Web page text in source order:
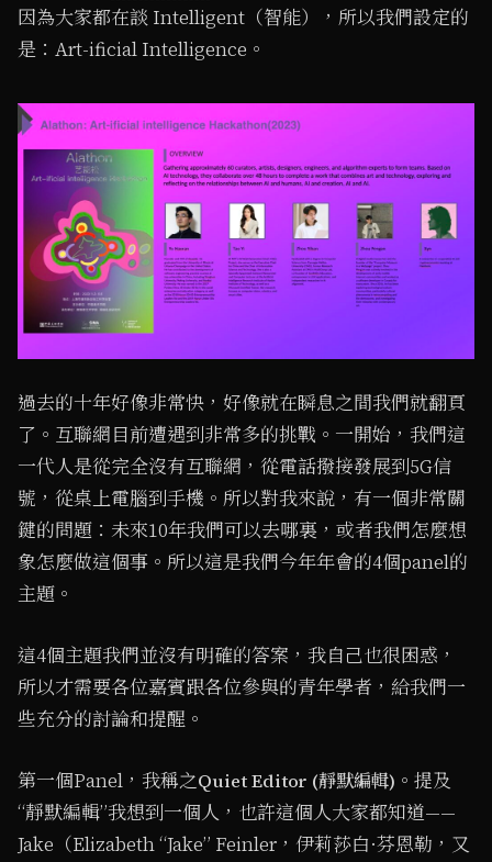
因為大家都在談 Intelligent（智能），所以我們設定的
是：Art-ificial Intelligence。
過去的十年好像非常快，好像就在瞬息之間我們就翻頁
了。互聯網目前遭遇到非常多的挑戰。一開始，我們這
一代人是從完全沒有互聯網，從電話撥接發展到5G信
號，從桌上電腦到手機。所以對我來說，有一個非常關
鍵的問題：未來10年我們可以去哪裏，或者我們怎麼想
象怎麼做這個事。所以這是我們今年年會的4個panel的
主題。
這4個主題我們並沒有明確的答案，我自己也很困惑，
所以才需要各位嘉賓跟各位參與的青年學者，給我們一
些充分的討論和提醒。
第一個Panel，我稱之Quiet Editor (靜默編輯) 。提及
“靜默編輯”我想到一個人，也許這個人大家都知道——
Jake（Elizabeth “Jake” Feinler，伊莉莎白·芬恩勒，又